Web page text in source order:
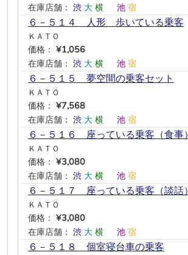
在庫店舗： 渋 大 横 池 宿
６－５１４ 人形 歩いている乗客
ＫＡＴＯ
価格： ¥1,056
在庫店舗： 渋 大 横 池 宿
６－５１５ 夢空間の乗客セット
ＫＡＴＯ
価格： ¥7,568
在庫店舗： 渋 大 横 池 宿
６－５１６ 座っている乗客（食事）
ＫＡＴＯ
価格： ¥3,080
在庫店舗： 渋 大 横 池 宿
６－５１７ 座っている乗客（談話）
ＫＡＴＯ
価格： ¥3,080
在庫店舗： 渋 大 横 池 宿
６－５１８ 個室寝台車の乗客